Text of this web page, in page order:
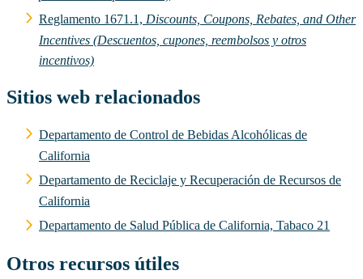
Reglamento 1671.1, Discounts, Coupons, Rebates, and Other
Incentives (Descuentos, cupones, reembolsos y otros
incentivos)
Sitios web relacionados
Departamento de Control de Bebidas Alcohólicas de
California
Departamento de Reciclaje y Recuperación de Recursos de
California
Departamento de Salud Pública de California, Tabaco 21
Otros recursos útiles